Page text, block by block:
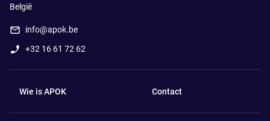
België
info@apok.be
+32 16 61 72 62
Wie is APOK Contact